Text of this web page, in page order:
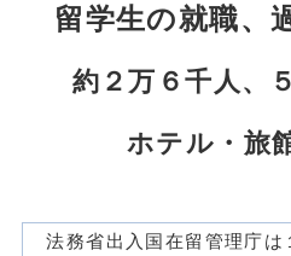
留学生の就職、
約２万６千人、
ホテル・旅
法務省出入国在留管理庁は